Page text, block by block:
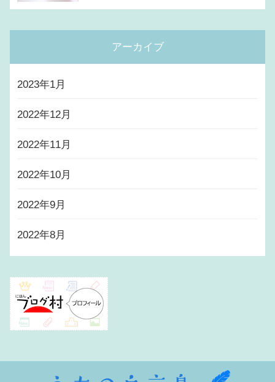
アーカイブ
2023年1月
2022年12月
2022年11月
2022年10月
2022年9月
2022年8月